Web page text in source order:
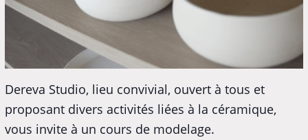
Dereva Studio, lieu convivial, ouvert à tous et
proposant divers activités liées à la céramique,
vous invite à un cours de modelage.